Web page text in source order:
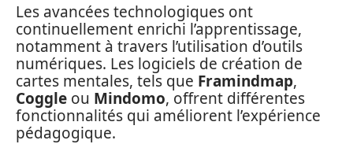
Les avancées technologiques ont
continuellement enrichi l’apprentissage,
notamment à travers l’utilisation d’outils
numériques. Les logiciels de création de
cartes mentales, tels que Framindmap,
Coggle ou Mindomo, offrent différentes
fonctionnalités qui améliorent l’expérience
pédagogique.